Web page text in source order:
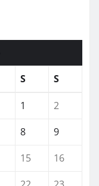
S S
1
2
8
9
15
16